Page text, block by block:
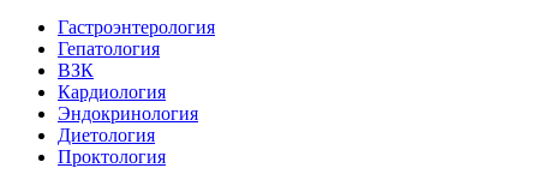
Гастроэнтерология
Гепатология
ВЗК
Кардиология
Эндокринология
Диетология
Проктология